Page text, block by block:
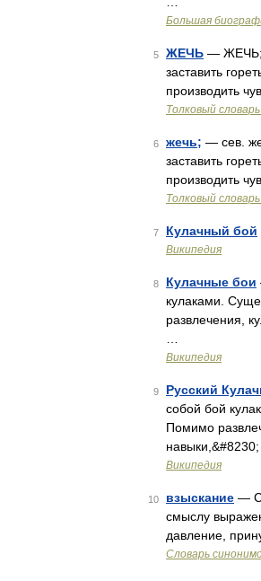
Большая
5 ЖЕЧЬ — ЖЕЧЬ;
заставить
производить
Толковый
6 жечь; — сев.
заставить
производить
Толковый
7 Кулачный бой
Википедия
8 Кулачные бои
кулаками.
развлечения,
Википедия
9 Русский
собой бой
Помимо
навыки,&#8230;
Википедия
10 взыскание —
смыслу
давление,
Словарь